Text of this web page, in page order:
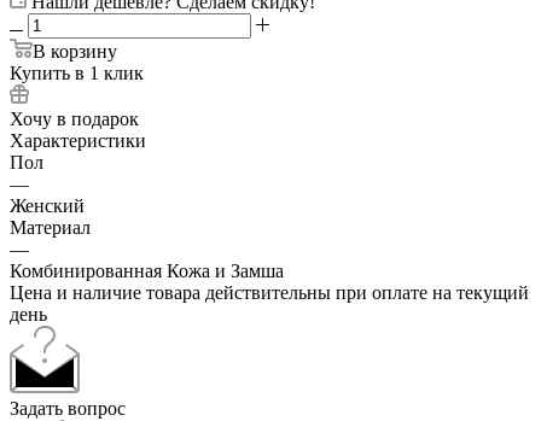
В корзину
Купить в 1 клик
Хочу в подарок
Характеристики
Пол
—
Женский
Материал
—
Комбинированная Кожа и Замша
Цена и наличие товара действительны при оплате на текущий
день
Задать вопрос